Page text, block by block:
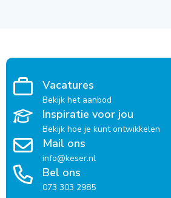
Vacatures
Bekijk het aanbod
Inspiratie voor jou
Bekijk hoe je kunt ontwikkelen
Mail ons
info@keser.nl
Bel ons
073 303 2985